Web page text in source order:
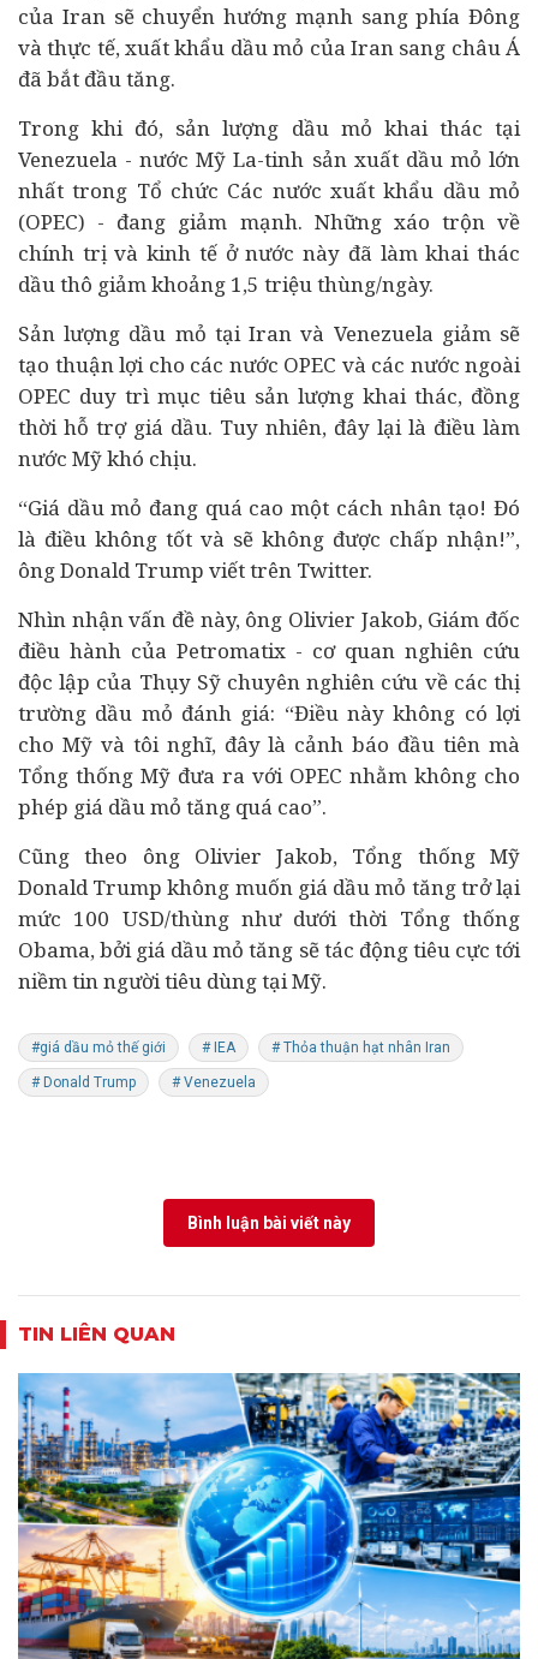
của Iran sẽ chuyển hướng mạnh sang phía Đông
và thực tế, xuất khẩu dầu mỏ của Iran sang châu Á
đã bắt đầu tăng.
Trong khi đó, sản lượng dầu mỏ khai thác tại
Venezuela - nước Mỹ La-tinh sản xuất dầu mỏ lớn
nhất trong Tổ chức Các nước xuất khẩu dầu mỏ
(OPEC) - đang giảm mạnh. Những xáo trộn về
chính trị vàkinh tếở nước này đã làm khai thác
dầu thô giảm khoảng 1,5 triệu thùng/ngày.
Sản lượng dầu mỏ tại Iran và Venezuela giảm sẽ
tạo thuận lợi cho các nước OPEC và các nước ngoài
OPEC duy trì mục tiêu sản lượng khai thác, đồng
thời hỗ trợ giá dầu. Tuy nhiên, đây lại là điều làm
nước Mỹ khó chịu.
“Giá dầu mỏ đang quá cao một cách nhân tạo! Đó
là điều không tốt và sẽ không được chấp nhận!”,
ông Donald Trump viết trên Twitter.
Nhìn nhận vấn đề này, ông Olivier Jakob, Giám đốc
điều hành của Petromatix - cơ quan nghiên cứu
độc lập của Thụy Sỹ chuyên nghiên cứu về các thị
trường dầu mỏ đánh giá: “Điều này không có lợi
cho Mỹ và tôi nghĩ, đây là cảnh báo đầu tiên mà
Tổng thống Mỹ đưa ra với OPEC nhằm không cho
phép giá dầu mỏ tăng quá cao”.
Cũng theo ông Olivier Jakob, Tổng thống Mỹ
Donald Trump không muốn giá dầu mỏ tăng trở lại
mức 100 USD/thùng như dưới thời Tổng thống
Obama, bởi giá dầu mỏ tăng sẽ tác động tiêu cực tới
niềm tin ngườitiêu dùngtại Mỹ.
#giá dầu mỏ thế giới # IEA # Thỏa thuận hạt nhân Iran
# Donald Trump # Venezuela
Bình luận bài viết này
TIN LIÊN QUAN